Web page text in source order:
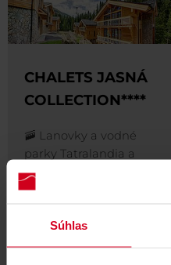
Súhlas
CHALETS JASNÁ
COLLECTION****
🚠 Lanovky a vodné
parky Tatralandia a
Bešeňová v ceně pobytu
ve francouzském stylu